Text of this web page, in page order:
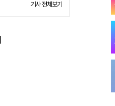
기사 전체보기